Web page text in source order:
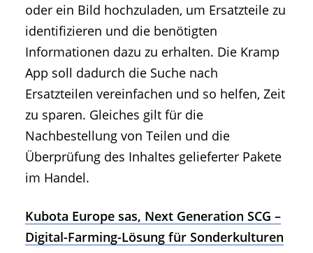
oder ein Bild hochzuladen, um Ersatzteile zu
identifizieren und die benötigten
Informationen dazu zu erhalten. Die Kramp
App soll dadurch die Suche nach
Ersatzteilen vereinfachen und so helfen, Zeit
zu sparen. Gleiches gilt für die
Nachbestellung von Teilen und die
Überprüfung des Inhaltes gelieferter Pakete
im Handel.
Kubota Europe sas, Next Generation SCG –
Digital-Farming-Lösung für Sonderkulturen